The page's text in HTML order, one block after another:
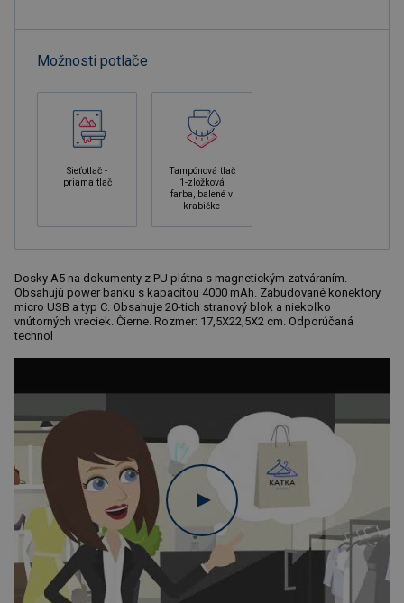
Možnosti potlače
Sieťotlač -
priama tlač
Tampónová tlač
1-zložková
farba, balené v
krabičke
Dosky A5 na dokumenty z PU plátna s magnetickým zatváraním.
Obsahujú power banku s kapacitou 4000 mAh. Zabudované konektory
micro USB a typ C. Obsahuje 20-tich stranový blok a niekoľko
vnútorných vreciek. Čierne. Rozmer: 17,5X22,5X2 cm. Odporúčaná
technol